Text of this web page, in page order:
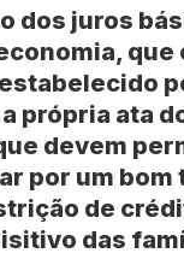
dos juros
que
própria ata
devem
por um bom
de
das